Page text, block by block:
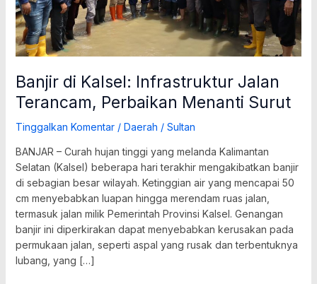
Banjir di Kalsel: Infrastruktur Jalan
Terancam, Perbaikan Menanti Surut
Tinggalkan Komentar / Daerah / Sultan
BANJAR – Curah hujan tinggi yang melanda Kalimantan
Selatan (Kalsel) beberapa hari terakhir mengakibatkan banjir
di sebagian besar wilayah. Ketinggian air yang mencapai 50
cm menyebabkan luapan hingga merendam ruas jalan,
termasuk jalan milik Pemerintah Provinsi Kalsel. Genangan
banjir ini diperkirakan dapat menyebabkan kerusakan pada
permukaan jalan, seperti aspal yang rusak dan terbentuknya
lubang, yang […]